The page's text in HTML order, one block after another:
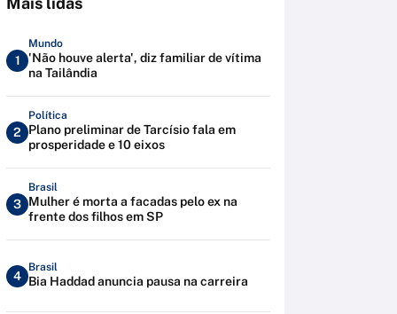
1
Mundo
'Não houve alerta', diz familiar de vítima
na Tailândia
2
Política
Plano preliminar de Tarcísio fala em
prosperidade e 10 eixos
3
Brasil
Mulher é morta a facadas pelo ex na
frente dos filhos em SP
4
Brasil
Bia Haddad anuncia pausa na carreira